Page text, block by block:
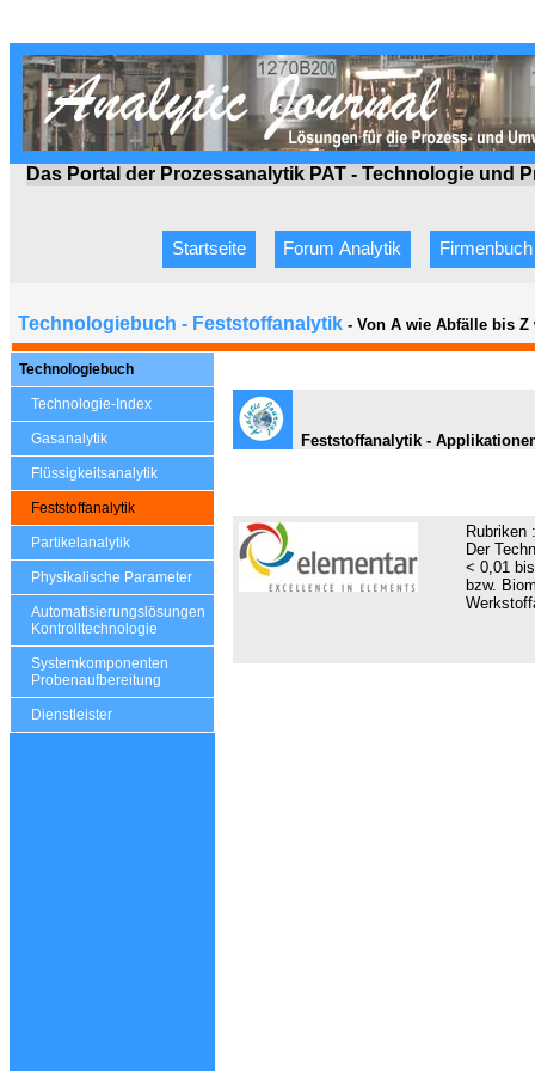
Das Portal der Prozessanalytik PAT - Technologie und
Startseite Forum Analytik Firmenbuch
Technologiebuch - Feststoffanalytik - Von A wie Abfälle bis Z
Technologiebuch
Technologie-Index
Gasanalytik
Flüssigkeitsanalytik
Feststoffanalytik
Partikelanalytik
Physikalische Parameter
Automatisierungslösungen
Kontrolltechnologie
Systemkomponenten
Probenaufbereitung
Dienstleister
Feststoffanalytik -
Rubriken :
Der
< 0,01
bzw.